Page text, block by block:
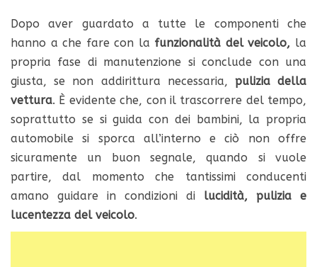
Dopo aver guardato a tutte le componenti che
hanno a che fare con la funzionalità del veicolo, la
propria fase di manutenzione si conclude con una
giusta, se non addirittura necessaria, pulizia della
vettura. È evidente che, con il trascorrere del tempo,
soprattutto se si guida con dei bambini, la propria
automobile si sporca all’interno e ciò non offre
sicuramente un buon segnale, quando si vuole
partire, dal momento che tantissimi conducenti
amano guidare in condizioni di lucidità, pulizia e
lucentezza del veicolo.